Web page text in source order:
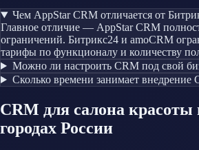
Чем AppStar CRM отличается от
Главное отличие — AppStar CRM
ограничений. Битрикс24 и amoCRM
тарифы по функционалу и количеству
Можно ли настроить CRM под свой
Сколько времени занимает внедрение
CRM для салона красоты
городах России